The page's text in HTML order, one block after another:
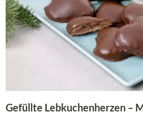
Gefüllte Lebkuchenherzen –